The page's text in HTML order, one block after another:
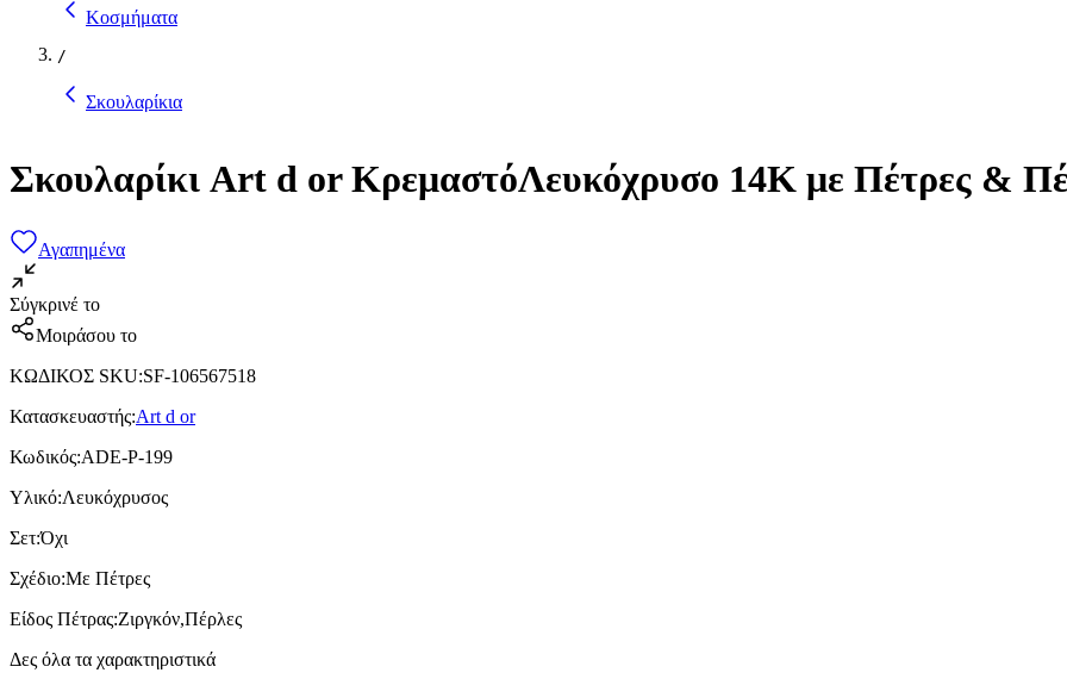
Κοσμήματα
/
Σκουλαρίκια
Σκουλαρίκι Art d or ΚρεμαστόΛευκόχρυσο 14Κ με Πέτρες &
Αγαπημένα
Σύγκρινέ το
Μοιράσου το
ΚΩΔΙΚΟΣ SKU:SF-106567518
Κατασκευαστής:Art d or
Κωδικός:ADE-P-199
Υλικό:Λευκόχρυσος
Σετ:Όχι
Σχέδιο:Με Πέτρες
Είδος Πέτρας:Ζιργκόν,Πέρλες
Δες όλα τα χαρακτηριστικά